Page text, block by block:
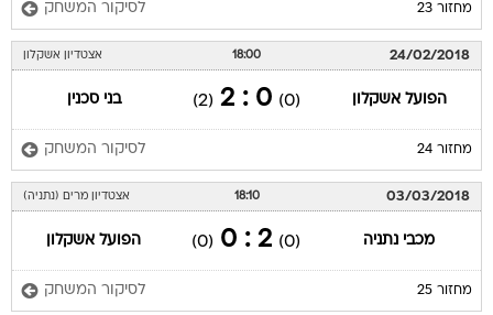
מחזור 23 לסיקור המשחק
24/02/2018
18:00 אצטדיון אשקלון
הפועל אשקלון (0)
0 : 2
(2) בני סכנין
מחזור 24 לסיקור המשחק
03/03/2018
18:10 אצטדיון מרים (נתניה)
מכבי נתניה (0)
2 : 0
(0) הפועל אשקלון
מחזור 25 לסיקור המשחק